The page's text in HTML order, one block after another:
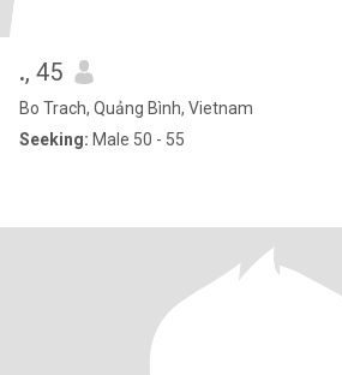
., 45
Bo Trach, Quảng Bình, Vietnam
Seeking: Male 50 - 55